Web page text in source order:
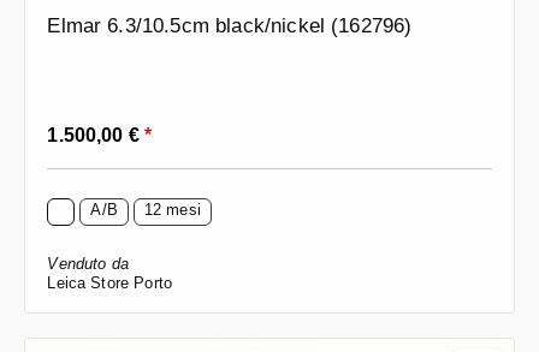
Elmar 6.3/10.5cm black/nickel (162796)
Prezzo normale:
1.500,00 €*
A/B 12 mesi
Venduto da
Leica Store Porto